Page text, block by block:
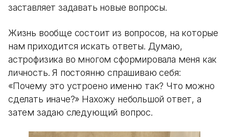
заставляет задавать новые вопросы.
Жизнь вообще состоит из вопросов, на которые
нам приходится искать ответы. Думаю,
астрофизика во многом сформировала меня как
личность. Я постоянно спрашиваю себя:
«Почему это устроено именно так? Что можно
сделать иначе?» Нахожу небольшой ответ, а
затем задаю следующий вопрос.